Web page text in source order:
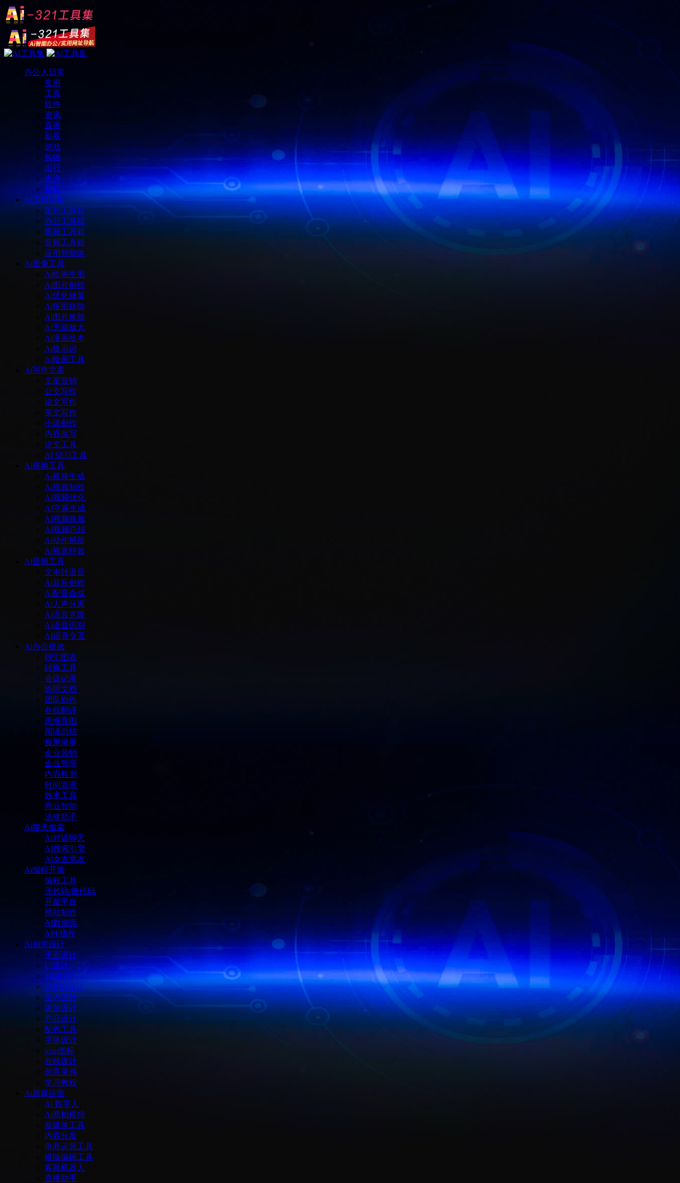
办公人日常
常用
工具
软件
资讯
直播
影视
游戏
购物
出行
查询
邮箱
Ai工具箱集
图片工具箱
办公工具箱
视频工具箱
音频工具箱
应用智能体
Ai图像工具
Ai绘画生图
Ai图片创作
Ai优化修复
Ai抠图抹除
Ai图片换脸
Ai无损放大
Ai漫画绘本
Ai提示词
Ai绘画工具
Ai写作文案
文案营销
公文写作
论文写作
英文写作
小说创作
内容改写
论文工具
AI SEO工具
Ai视频工具
Ai视频生成
Ai视频制作
AI视频优化
AI字幕生成
AI视频换脸
AI视频总结
Ai动作捕捉
Ai视觉特效
Ai音频工具
文本转语音
Ai音乐创作
Ai配音合成
Ai人声分离
Ai语音克隆
Ai语音识别
AI语音交互
Ai办公提效
PPT/图表
转换工具
会议记录
协同文档
团队协作
在线翻译
思维导图
阅读总结
投屏录屏
企业营销
企业管理
内容检测
时间管理
效率工具
商业智能
法律助手
Ai聊天搜索
Ai对话聊天
AI搜索引擎
AI女友男友
Ai编程开发
编程工具
无代码/低代码
开发平台
网站制作
AI数据库
API 插件
Ai创意设计
平面设计
Ui设计
3D设计
LOGO设计
室内设计
建筑设计
产品设计
配色工具
字体设计
icon图标
在线设计
创意灵感
学习教程
Ai新媒运营
Ai 数字人
Ai商拍模特
新媒体工具
内容分发
电商运营工具
排版编辑工具
客服机器人
直播助手